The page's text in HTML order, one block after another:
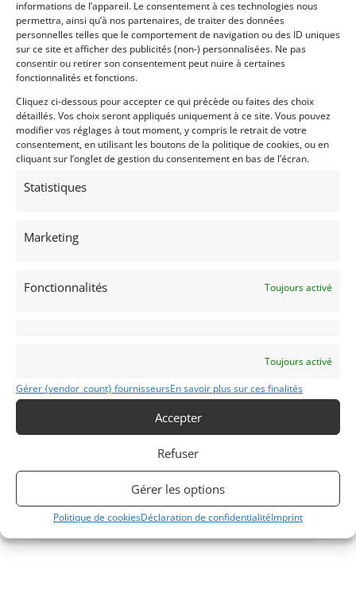
informations de l’appareil. Le consentement à ces technologies nous
permettra, ainsi qu’à nos partenaires, de traiter des données
personnelles telles que le comportement de navigation ou des ID uniques
sur ce site et afficher des publicités (non-) personnalisées. Ne pas
consentir ou retirer son consentement peut nuire à certaines
fonctionnalités et fonctions.
Cliquez ci-dessous pour accepter ce qui précède ou faites des choix
détaillés. Vos choix seront appliqués uniquement à ce site. Vous pouvez
modifier vos réglages à tout moment, y compris le retrait de votre
consentement, en utilisant les boutons de la politique de cookies, ou en
cliquant sur l’onglet de gestion du consentement en bas de l’écran.
Statistiques
Marketing
Fonctionnalités Toujours activé
Toujours activé
Gérer {vendor_count} fournisseursEn savoir plus sur ces finalités
Accepter
Refuser
Gérer les options
Politique de cookiesDéclaration de confidentialitéImprint
26
LOTUS ELITE CLIMAX S2 (1962)[VENDU]
(69) RHôNE
8 mars 2019
Vends LOTUS ELITE CLIMAX S2 de 1962. Historique
entièrement connu. Etat exceptionnel. Rare série 2 S/E
(Special Equipment).
Vendu par : Mecanic Gallery
ALFA ROMEO GTV 6 (1982)
Vends Alfa romeo Gtv 6 Groupe A 1982. Ex Yvorra et
Mourgues. Historique complet . Entièrement d'origine et
d'époque. A remettre en route.